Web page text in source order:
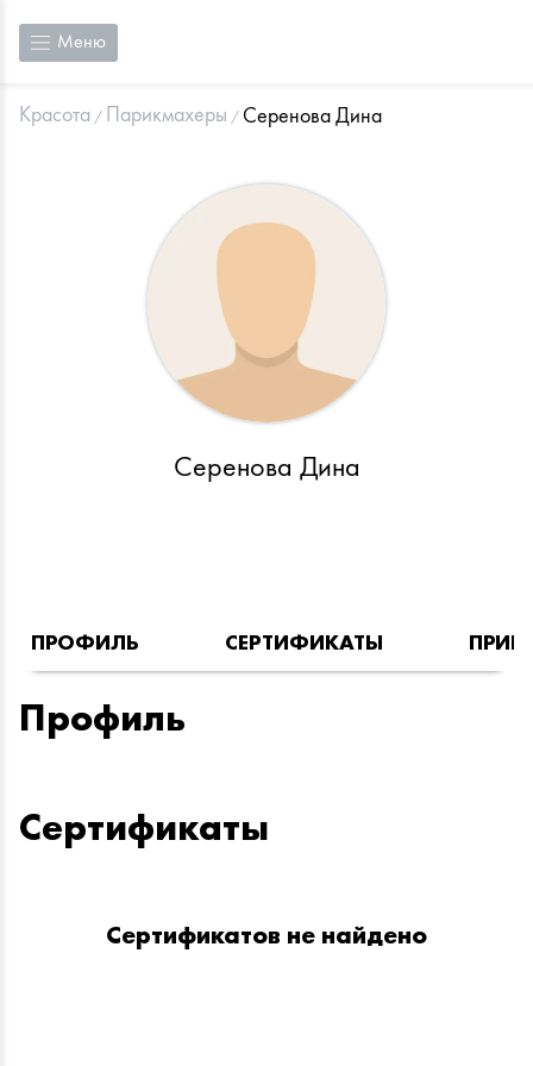
Меню
Красота Парикмахеры Серенова Дина
Серенова Дина
ПРОФИЛЬ СЕРТИФИКАТЫ
Профиль
Сертификаты
Сертификатов не найдено